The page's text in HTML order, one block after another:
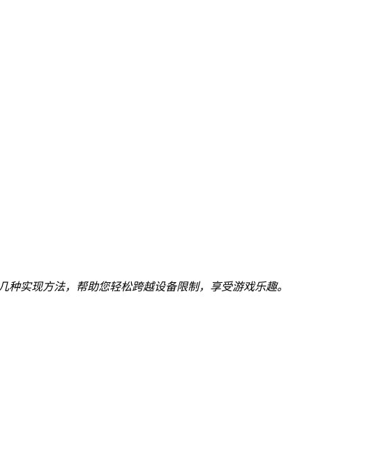
实现方法，帮助您轻松跨越设备限制，享受游戏乐趣。